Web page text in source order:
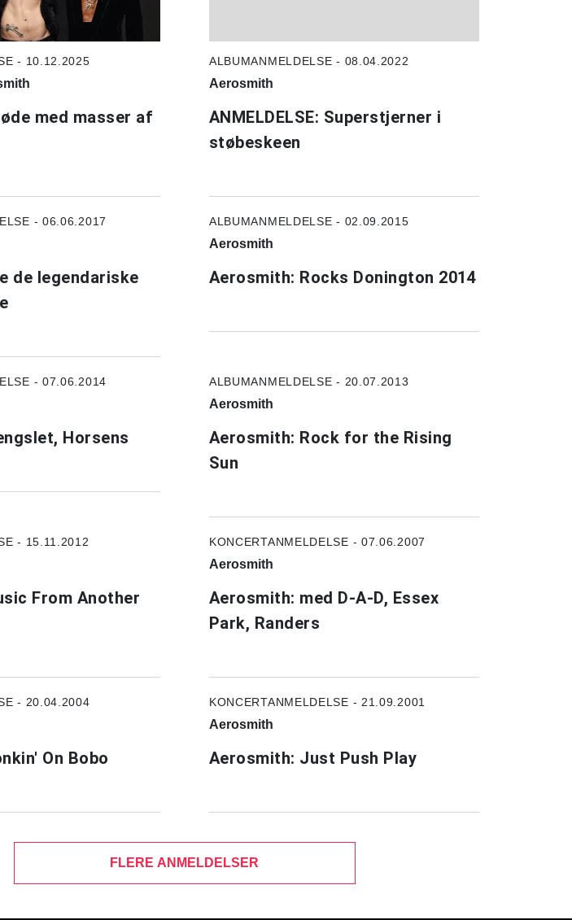
- 10.12.2025
med masser af
ALBUMANMELDELSE - 08.04.2022
Aerosmith
ANMELDELSE: Superstjerner i
støbeskeen
- 06.06.2017
de legendariske
ALBUMANMELDELSE - 02.09.2015
Aerosmith
Aerosmith: Rocks Donington 2014
- 07.06.2014
Horsens
ALBUMANMELDELSE - 20.07.2013
Aerosmith
Aerosmith: Rock for the Rising
Sun
- 15.11.2012
From Another
KONCERTANMELDELSE - 07.06.2007
Aerosmith
Aerosmith: med D-A-D, Essex
Park, Randers
- 20.04.2004
On Bobo
KONCERTANMELDELSE - 21.09.2001
Aerosmith
Aerosmith: Just Push Play
FLERE ANMELDELSER